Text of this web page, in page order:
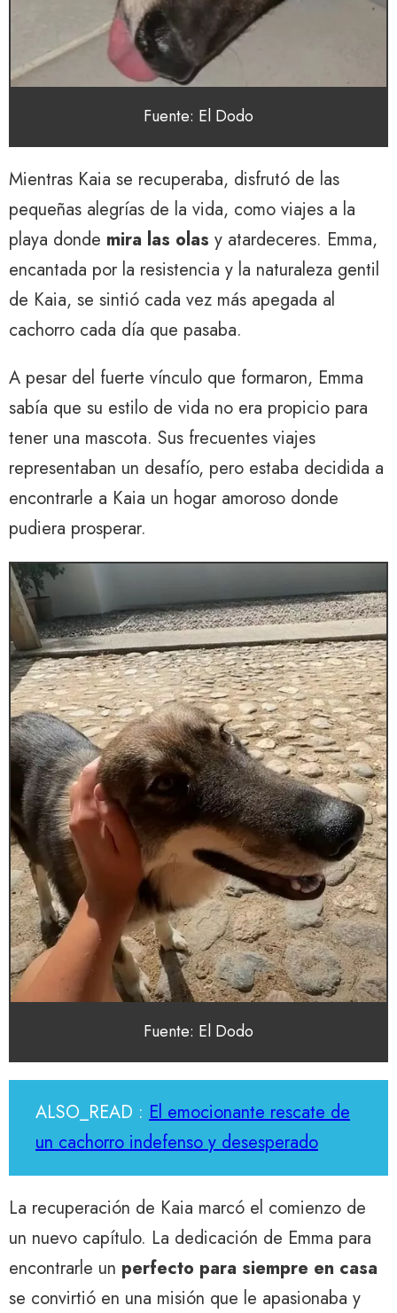
Fuente: El Dodo
Mientras Kaia se recuperaba, disfrutó de las
pequeñas alegrías de la vida, como viajes a la
playa donde mira las olas y atardeceres. Emma, ​​
encantada por la resistencia y la naturaleza gentil
de Kaia, se sintió cada vez más apegada al
cachorro cada día que pasaba.
A pesar del fuerte vínculo que formaron, Emma
sabía que su estilo de vida no era propicio para
tener una mascota. Sus frecuentes viajes
representaban un desafío, pero estaba decidida a
encontrarle a Kaia un hogar amoroso donde
pudiera prosperar.
Fuente: El Dodo
ALSO_READ : El emocionante rescate de
un cachorro indefenso y desesperado
La recuperación de Kaia marcó el comienzo de
un nuevo capítulo. La dedicación de Emma para
encontrarle un perfecto para siempre en casa
se convirtió en una misión que le apasionaba y